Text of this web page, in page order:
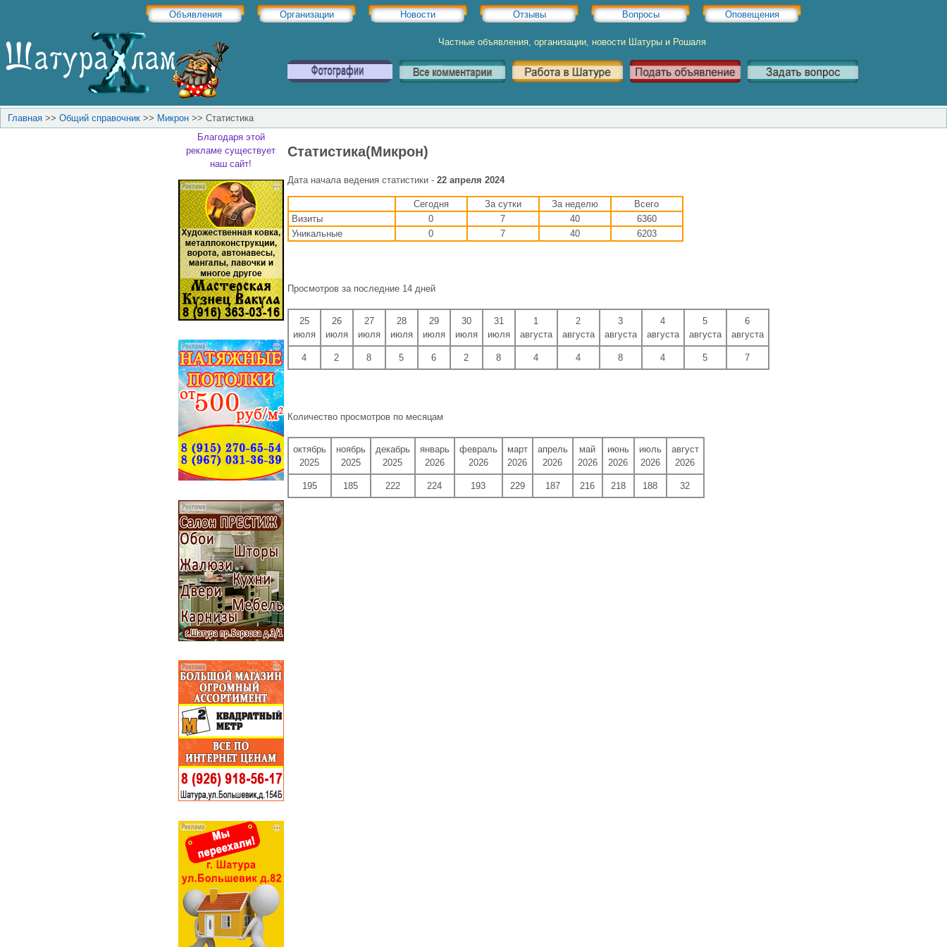
Объявления Организации Новости Отзывы Вопросы Оповещения
Частные объявления, организации, новости Шатуры и Рошаля
Главная >> Общий справочник >> Микрон >> Статистика
Благодаря этой
рекламе существует
наш сайт!
Статистика(Микрон)
Дата начала ведения статистики - 22 апреля 2024
Сегодня За сутки За неделю
Всего
Визиты
0 7 40
6360
Уникальные
0 7 40 6203
Просмотров за последние 14 дней
25
июля
26
июля
27
июля
28
июля
29
июля
30
июля
31
июля
1
августа
2
августа
3
августа
4
августа
5
августа
6
августа
4 2 8 5 6 2 8 4 4 8 4 5 7
Количество просмотров по месяцам
октябрь
2025
ноябрь
2025
декабрь
2025
январь
2026
февраль
2026
март
2026
апрель
2026
май
2026
июнь
2026
июль
2026
август
2026
195 185 222 224 193 229 187 216 218 188
32